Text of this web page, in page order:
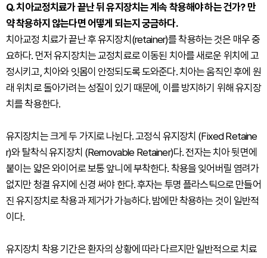
Q. 치아교정치료가 끝난 뒤 유지장치는 계속 착용해야 하는 건가? 만
약 착용하지 않는다면 어떻게 되는지 궁금하다.
치아교정 치료가 끝난 후 유지장치(retainer)를 착용하는 것은 매우 중
요하다. 먼저 유지장치는 교정치료로 이동된 치아를 새로운 위치에 고
정시키고, 치아와 잇몸이 안정되도록 도와준다. 치아는 움직인 후에 원
래 위치로 돌아가려는 성질이 있기 때문에, 이를 방지하기 위해 유지장
치를 착용한다.
유지장치는 크게 두 가지로 나뉜다. 고정식 유지장치 (Fixed Retaine
r)와 탈착식 유지장치 (Removable Retainer)다. 전자는 치아 뒷면에
붙이는 얇은 와이어로 보통 앞니에 부착한다. 착용을 잊어버릴 염려가
없지만 청결 유지에 신경 써야 한다. 후자는 투명 플라스틱으로 만들어
진 유지장치로 착용과 제거가 가능하다. 밤에만 착용하는 것이 일반적
이다.
유지장치 착용 기간은 환자의 상황에 따라 다르지만 일반적으로 치료